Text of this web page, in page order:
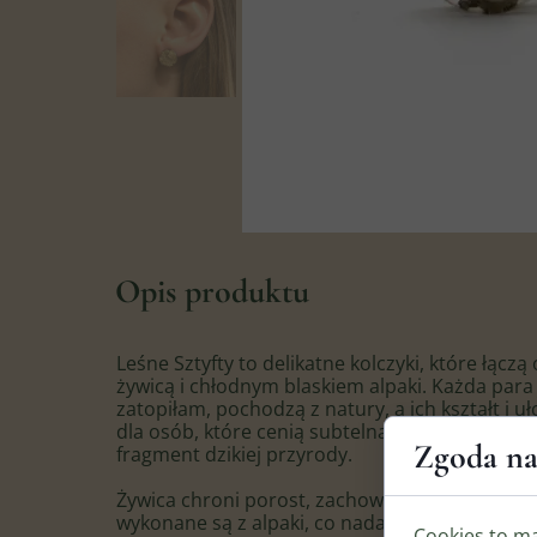
Opis produktu
Leśne Sztyfty to delikatne kolczyki, które
żywicą i chłodnym blaskiem alpaki. Każda
zatopiłam, pochodzą z natury, a ich kształt i
dla osób, które cenią subtelną elegancję, a
fragment dzikiej przyrody.
Żywica chroni porost, zachowując jego
wykonane są z alpaki, co nadaje kolczykom
Zgoda